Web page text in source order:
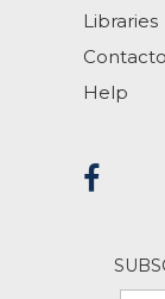
Libraries
Contacto
Help